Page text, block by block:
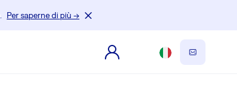
Per saperne di più →